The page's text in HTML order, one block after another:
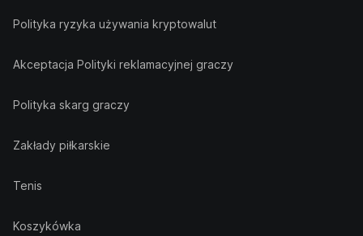
Polityka ryzyka używania kryptowalut
Akceptacja Polityki reklamacyjnej graczy
Polityka skarg graczy
Zakłady piłkarskie
Tenis
Koszykówka